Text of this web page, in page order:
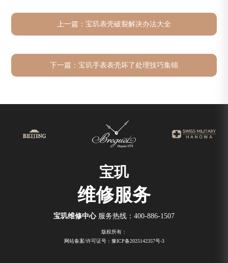
上一篇： 宝玑表壳破裂解决办法大全
下一篇： 宝玑手表表壳坏了处理技巧集锦
宝玑
维修服务
宝玑维修中心 服务热线： 400-886-1507
版权所有：
网站备案/许可证号：豫ICP备2025142357号-3